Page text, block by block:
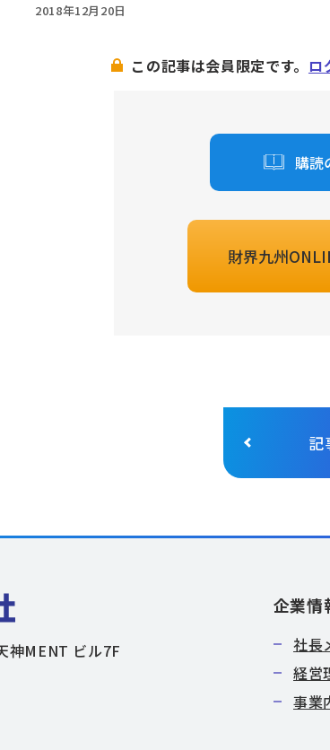
2018年12月20日
この記事は会員限定です。 ロ
購読
財界九州
記
神MENT ビル7F
企業情
社長
経営
事業